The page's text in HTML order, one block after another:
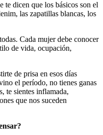
te dicen que los básicos son el
las zapatillas blancas, los
Cada mujer debe conocer
de vida, ocupación,
de prisa en esos días
el período, no tienes ganas
te sientes inflamada,
que nos suceden